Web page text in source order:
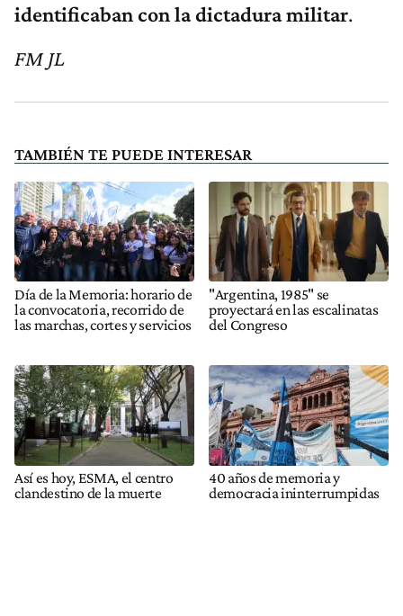
identificaban con la dictadura militar.
FM JL
TAMBIÉN TE PUEDE INTERESAR
Día de la Memoria: horario de
la convocatoria, recorrido de
las marchas, cortes y servicios
"Argentina, 1985" se
proyectará en las escalinatas
del Congreso
Así es hoy, ESMA, el centro
clandestino de la muerte
40 años de memoria y
democracia ininterrumpidas